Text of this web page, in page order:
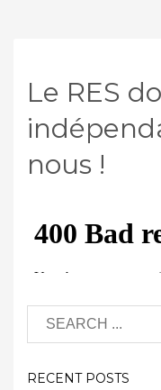
Le RES
nous !
RECENT POSTS